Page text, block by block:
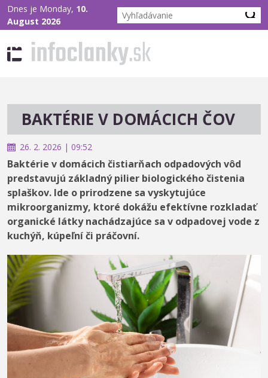
Dnes je Monday, 10.
August 2026
BAKTÉRIE V DOMÁCICH ČOV
26. 2. 2026 | 09:52
Baktérie v domácich čistiarňach odpadových vôd
predstavujú základný pilier biologického čistenia
splaškov. Ide o prirodzene sa vyskytujúce
mikroorganizmy, ktoré dokážu efektívne rozkladať
organické látky nachádzajúce sa v odpadovej vode z
kuchýň, kúpeľní či práčovní.